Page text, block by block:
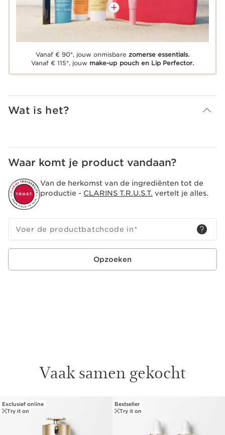
Vanaf € 90*, jouw onmisbare zomerse essentials.
Vanaf € 115*, jouw make-up pouch en Lip Perfector.
Wat is het?
Waar komt je product vandaan?
Van de herkomst van de ingrediënten tot de
productie - CLARINS T.R.U.S.T. vertelt je alles.
Voer de productbatchcode in*
Opzoeken
Vaak samen gekocht
DOORGAAN NAAR INHOUD
Exclusief online
Try it on
Bestseller
Try it on